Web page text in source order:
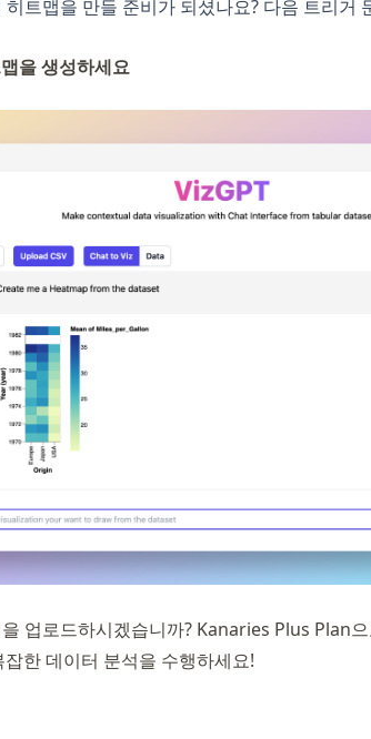
트맵을 만들 준비가 되셨나요? 다음 트리거
을 생성하세요
업로드하시겠습니까? Kanaries Plus Plan
한 데이터 분석을 수행하세요!